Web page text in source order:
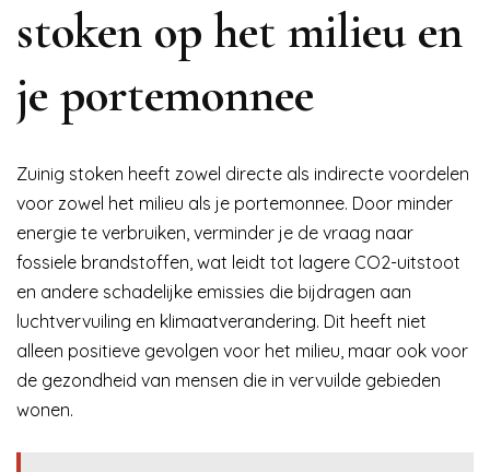
stoken op het milieu en
je portemonnee
Zuinig stoken heeft zowel directe als indirecte voordelen
voor zowel het milieu als je portemonnee. Door minder
energie te verbruiken, verminder je de vraag naar
fossiele brandstoffen, wat leidt tot lagere CO2-uitstoot
en andere schadelijke emissies die bijdragen aan
luchtvervuiling en klimaatverandering. Dit heeft niet
alleen positieve gevolgen voor het milieu, maar ook voor
de gezondheid van mensen die in vervuilde gebieden
wonen.